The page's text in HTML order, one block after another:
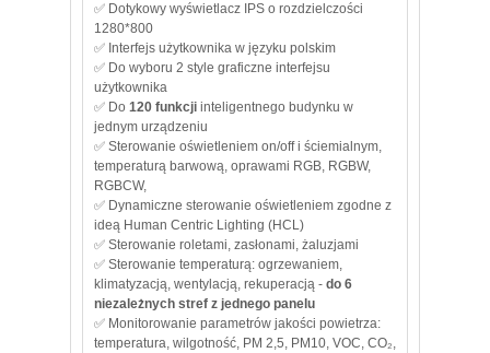
✅ Dotykowy wyświetlacz IPS o rozdzielczości
1280*800
✅ Interfejs użytkownika w języku polskim
✅ Do wyboru 2 style graficzne interfejsu
użytkownika
✅ Do 120 funkcji inteligentnego budynku w
jednym urządzeniu
✅ Sterowanie oświetleniem on/off i ściemialnym,
temperaturą barwową, oprawami RGB, RGBW,
RGBCW,
✅ Dynamiczne sterowanie oświetleniem zgodne z
ideą Human Centric Lighting (HCL)
✅ Sterowanie roletami, zasłonami, żaluzjami
✅ Sterowanie temperaturą: ogrzewaniem,
klimatyzacją, wentylacją, rekuperacją - do 6
niezależnych stref z jednego panelu
✅ Monitorowanie parametrów jakości powietrza:
temperatura, wilgotność, PM 2,5, PM10, VOC, CO₂,